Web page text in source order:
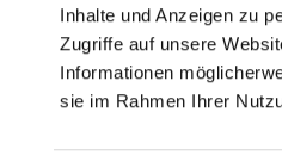
Inhalte und Anzeigen zu
Zugriffe auf unsere
Informationen
sie im Rahmen Ihrer
Versand und
Es